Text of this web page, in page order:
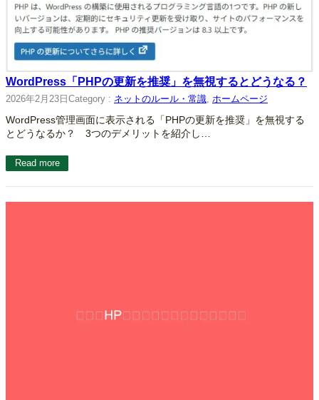
WordPress「PHPの更新を推奨」を無視するとどうなる？
2026年2月23日 Category : ネットのルール・常識, ホームページ
WordPress管理画面に表示される「PHPの更新を推奨」を無視する
とどうなるか？ 3つのデメリットを紹介し…
Read more